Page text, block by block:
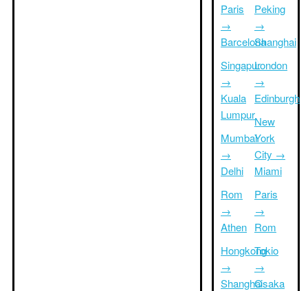
Paris
→
Barcelona
Singapur
→
Kuala
Lumpur
Mumbai
→
Delhi
Rom
→
Athen
Hongkong
→
Shanghai
Peking
→
Shanghai
London
→
Edinburgh
New
York
City →
Miami
Paris
→
Rom
Tokio
→
Osaka